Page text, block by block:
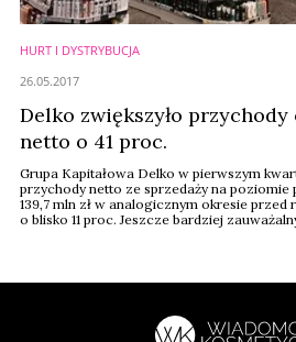
HURT I DYSTRYBUCJA
Delko zwiększyło przychody
netto o 41 proc.
Grupa Kapitałowa Delko w pierwszym
przychody netto ze sprzedaży na poziomie
139,7 mln zł w analogicznym okresie
o blisko 11 proc. Jeszcze bardziej
26.05.2017